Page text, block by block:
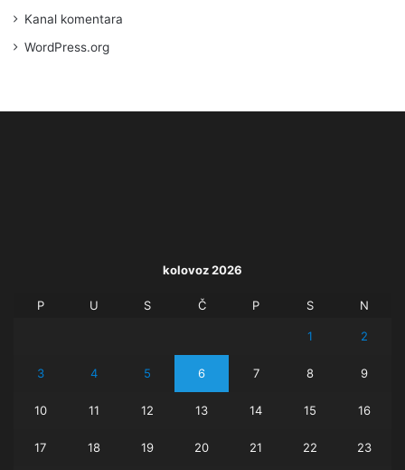
Kanal komentara
WordPress.org
kolovoz 2026
P U S Č P S N
1 2
3 4 5 6 7 8 9
10 11 12 13 14 15 16
17 18 19 20 21 22 23